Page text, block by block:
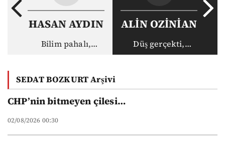
HASAN AYDIN
Bilim pahalı,
üniversitelerinin
yeni düzeni
ALİN OZİNİAN
Düş gerçekti,
gerçek haksız
SEDAT BOZKURT Arşivi
CHP’nin bitmeyen çilesi…
02/08/2026 00:30